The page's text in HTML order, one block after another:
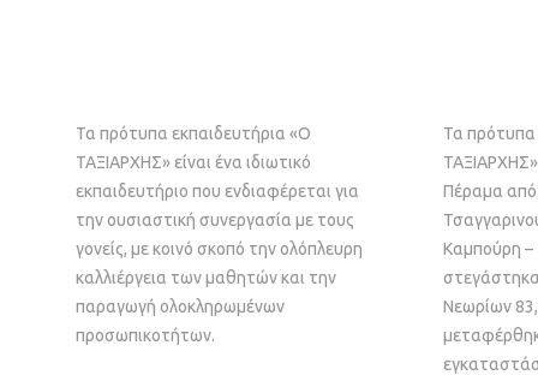
Τα πρότυπα εκπαιδευτήρια «Ο
ΤΑΞΙΑΡΧΗΣ» είναι ένα ιδιωτικό
εκπαιδευτήριο που ενδιαφέρεται για
την ουσιαστική συνεργασία με τους
γονείς, με κοινό σκοπό την ολόπλευρη
καλλιέργεια των μαθητών και την
παραγωγή ολοκληρωμένων
προσωπικοτήτων.
Τα πρότυπα
Πέραμα από
Καμπούρη –
Νεωρίων